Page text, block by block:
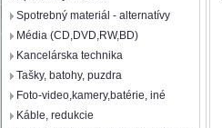
Spotrebný materiál - alternatívy
Média (CD,DVD,RW,BD)
Kancelárska technika
Tašky, batohy, puzdra
Foto-video,kamery,batérie, iné
Káble, redukcie